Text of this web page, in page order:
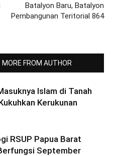
Batalyon Baru, Batalyon
Pembangunan Teritorial 864
MORE FROM AUTHOR
Islam di Tanah
Kerukunan
RSUP Papua Barat
September